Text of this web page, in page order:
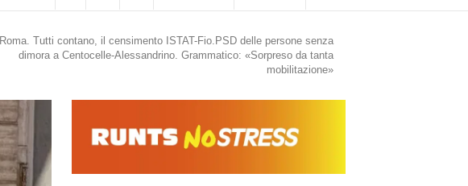
Roma. Tutti contano, il censimento ISTAT-Fio.PSD delle persone senza
dimora a Centocelle-Alessandrino. Grammatico: «Sorpreso da tanta
mobilitazione»